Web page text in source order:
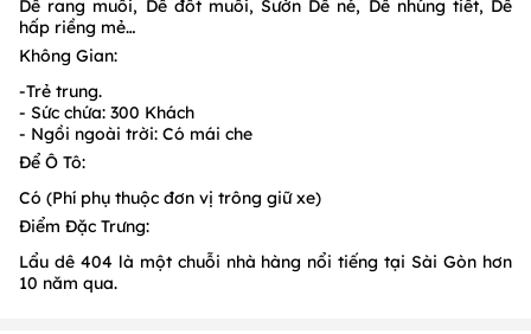
Dê rang muối, Dê đốt muối, Sườn Dê né, Dê nhúng tiết, Dê
hấp riềng mẻ…
Không Gian:
-Trẻ trung.
- Sức chứa: 300 Khách
- Ngồi ngoài trời: Có mái che
Để Ô Tô:
Có (Phí phụ thuộc đơn vị trông giữ xe)
Điểm Đặc Trưng:
Lẩu dê 404 là một chuỗi nhà hàng nổi tiếng tại Sài Gòn hơn
10 năm qua.